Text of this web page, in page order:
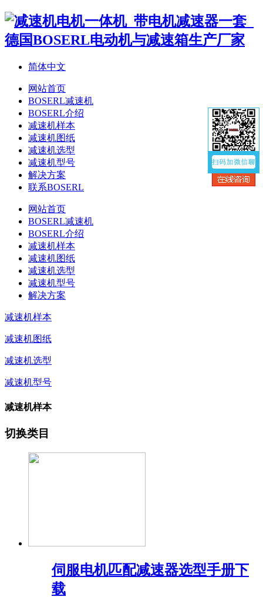
简体中文
网站首页
BOSERL减速机
BOSERL介绍
减速机样本
减速机图纸
减速机选型
减速机型号
解决方案
联系BOSERL
网站首页
BOSERL减速机
BOSERL介绍
减速机样本
减速机图纸
减速机选型
减速机型号
解决方案
减速机样本
减速机图纸
减速机选型
减速机型号
减速机样本
切换类目
伺服电机匹配减速器选型手册下
载